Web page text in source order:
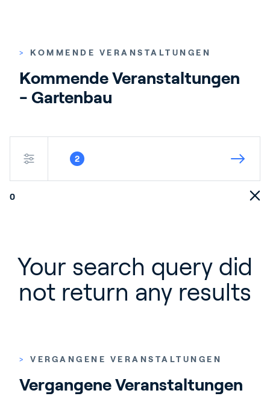
> KOMMENDE VERANSTALTUNGEN
Kommende Veranstaltungen
- Gartenbau
2
0
Your search query did
not return any results
> VERGANGENE VERANSTALTUNGEN
Vergangene Veranstaltungen